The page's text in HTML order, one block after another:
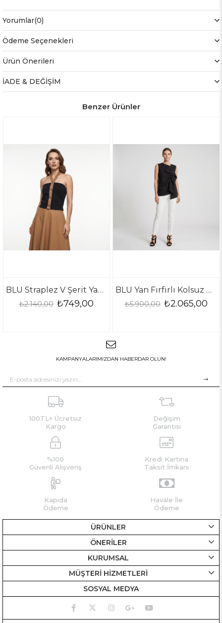
Yorumlar(0)
Ödeme Seçenekleri
Ürün Önerileri
İADE & DEĞİŞİM
Benzer Ürünler
BLU Straplez V Şerit Yaka Bluz BLU Yan Fırfırlı Kolsuz Bluz
₺2.065,00
₺5.900,00 ₺3.230,00
KAMPANYALARIMIZDAN HABERDAR OLUN!
100TL+ Ücretsiz
Kargo
Değişim
Garantisi
%100
Güvenli Alışveriş
Kredi Kartına
Taksit İmkanı
Kapıda
Ödeme
Havale İle
Ödeme
ÜRÜNLER
ÖNERİLER
KURUMSAL
MÜŞTERİ HİZMETLERİ
SOSYAL MEDYA